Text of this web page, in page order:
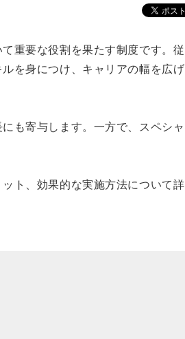
重要な役割を果たす制度です。従
を身につけ、キャリアの幅を広げ
も寄与します。一方で、スペシャ
ト、効果的な実施方法について詳